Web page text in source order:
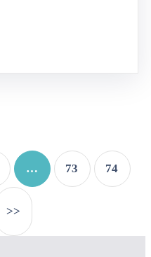
… 73 74
>>